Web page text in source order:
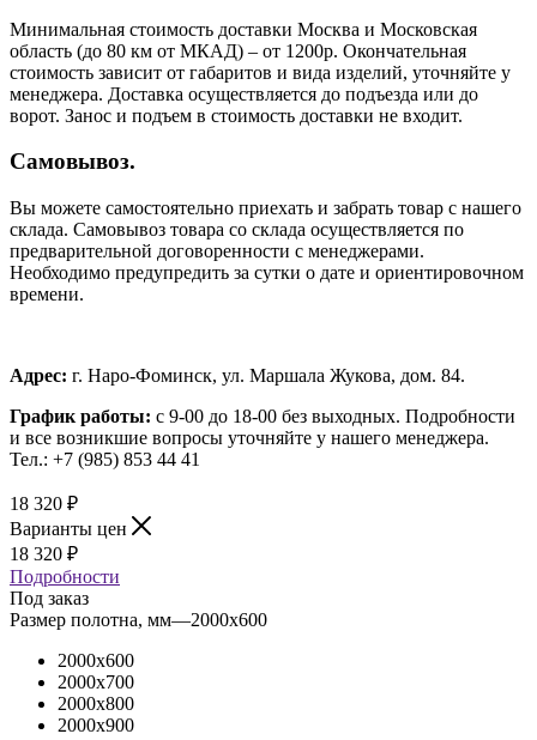
Минимальная стоимость доставки Москва и Московская
область (до 80 км от МКАД) – от 1200р. Окончательная
стоимость зависит от габаритов и вида изделий, уточняйте у
менеджера. Доставка осуществляется до подъезда или до
ворот. Занос и подъем в стоимость доставки не входит.
Самовывоз.
Вы можете самостоятельно приехать и забрать товар с нашего
склада. Самовывоз товара со склада осуществляется по
предварительной договоренности с менеджерами.
Необходимо предупредить за сутки о дате и ориентировочном
времени.
Адрес: г. Наро-Фоминск, ул. Маршала Жукова, дом. 84.
График работы: с 9-00 до 18-00 без выходных. Подробности
и все возникшие вопросы уточняйте у нашего менеджера.
Тел.: +7 (985) 853 44 41
18 320 ₽
Варианты цен
18 320 ₽
Подробности
Под заказ
Размер полотна, мм—2000x600
2000x600
2000x700
2000x800
2000x900